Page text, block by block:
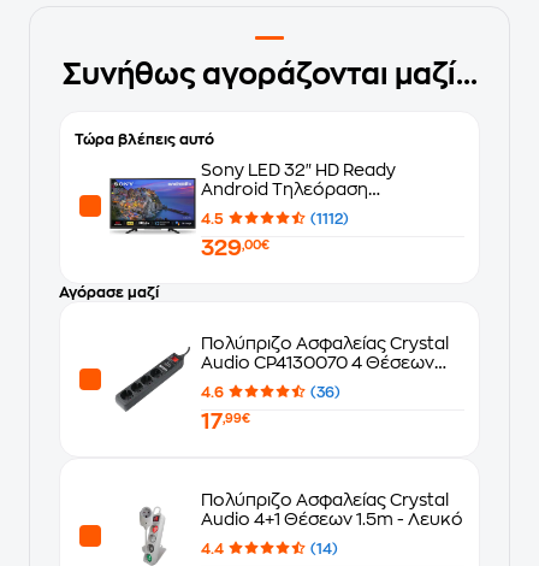
Συνήθως αγοράζονται μαζί...
Τώρα βλέπεις αυτό
Sony LED 32" HD Ready
Android Τηλεόραση
KD32W800
4.5 (1112)
329,00€
Αγόρασε μαζί
Πολύπριζο Ασφαλείας Crystal
Audio CP4130070 4 Θέσεων
1.5m - Μαύρο
4.6 (36)
17,99€
Πολύπριζο Ασφαλείας Crystal
Audio 4+1 Θέσεων 1.5m - Λευκό
4.4 (14)